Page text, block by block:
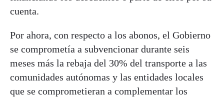
cuenta.
Por ahora, con respecto a los abonos, el Gobierno
se comprometía a subvencionar durante seis
meses más la rebaja del 30% del transporte a las
comunidades autónomas y las entidades locales
que se comprometieran a complementar los